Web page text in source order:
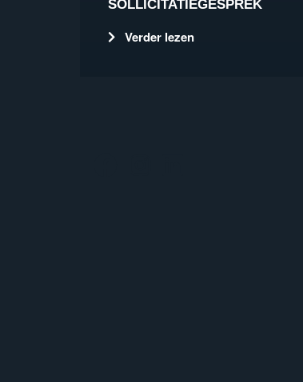
SOLLICITATIEGESPREK
Verder lezen